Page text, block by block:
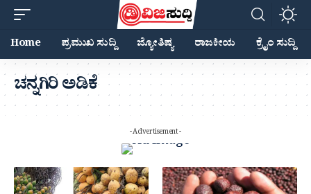
Home ಪ್ರಮುಖ ಸುದ್ದಿ ಜ್ಯೋತಿಷ್ಯ ರಾಜಕೀಯ ಕ್ರೈಂ ಸುದ್ದಿ
ಚನ್ನಗಿರಿ ಅಡಿಕೆ
- Advertisement -